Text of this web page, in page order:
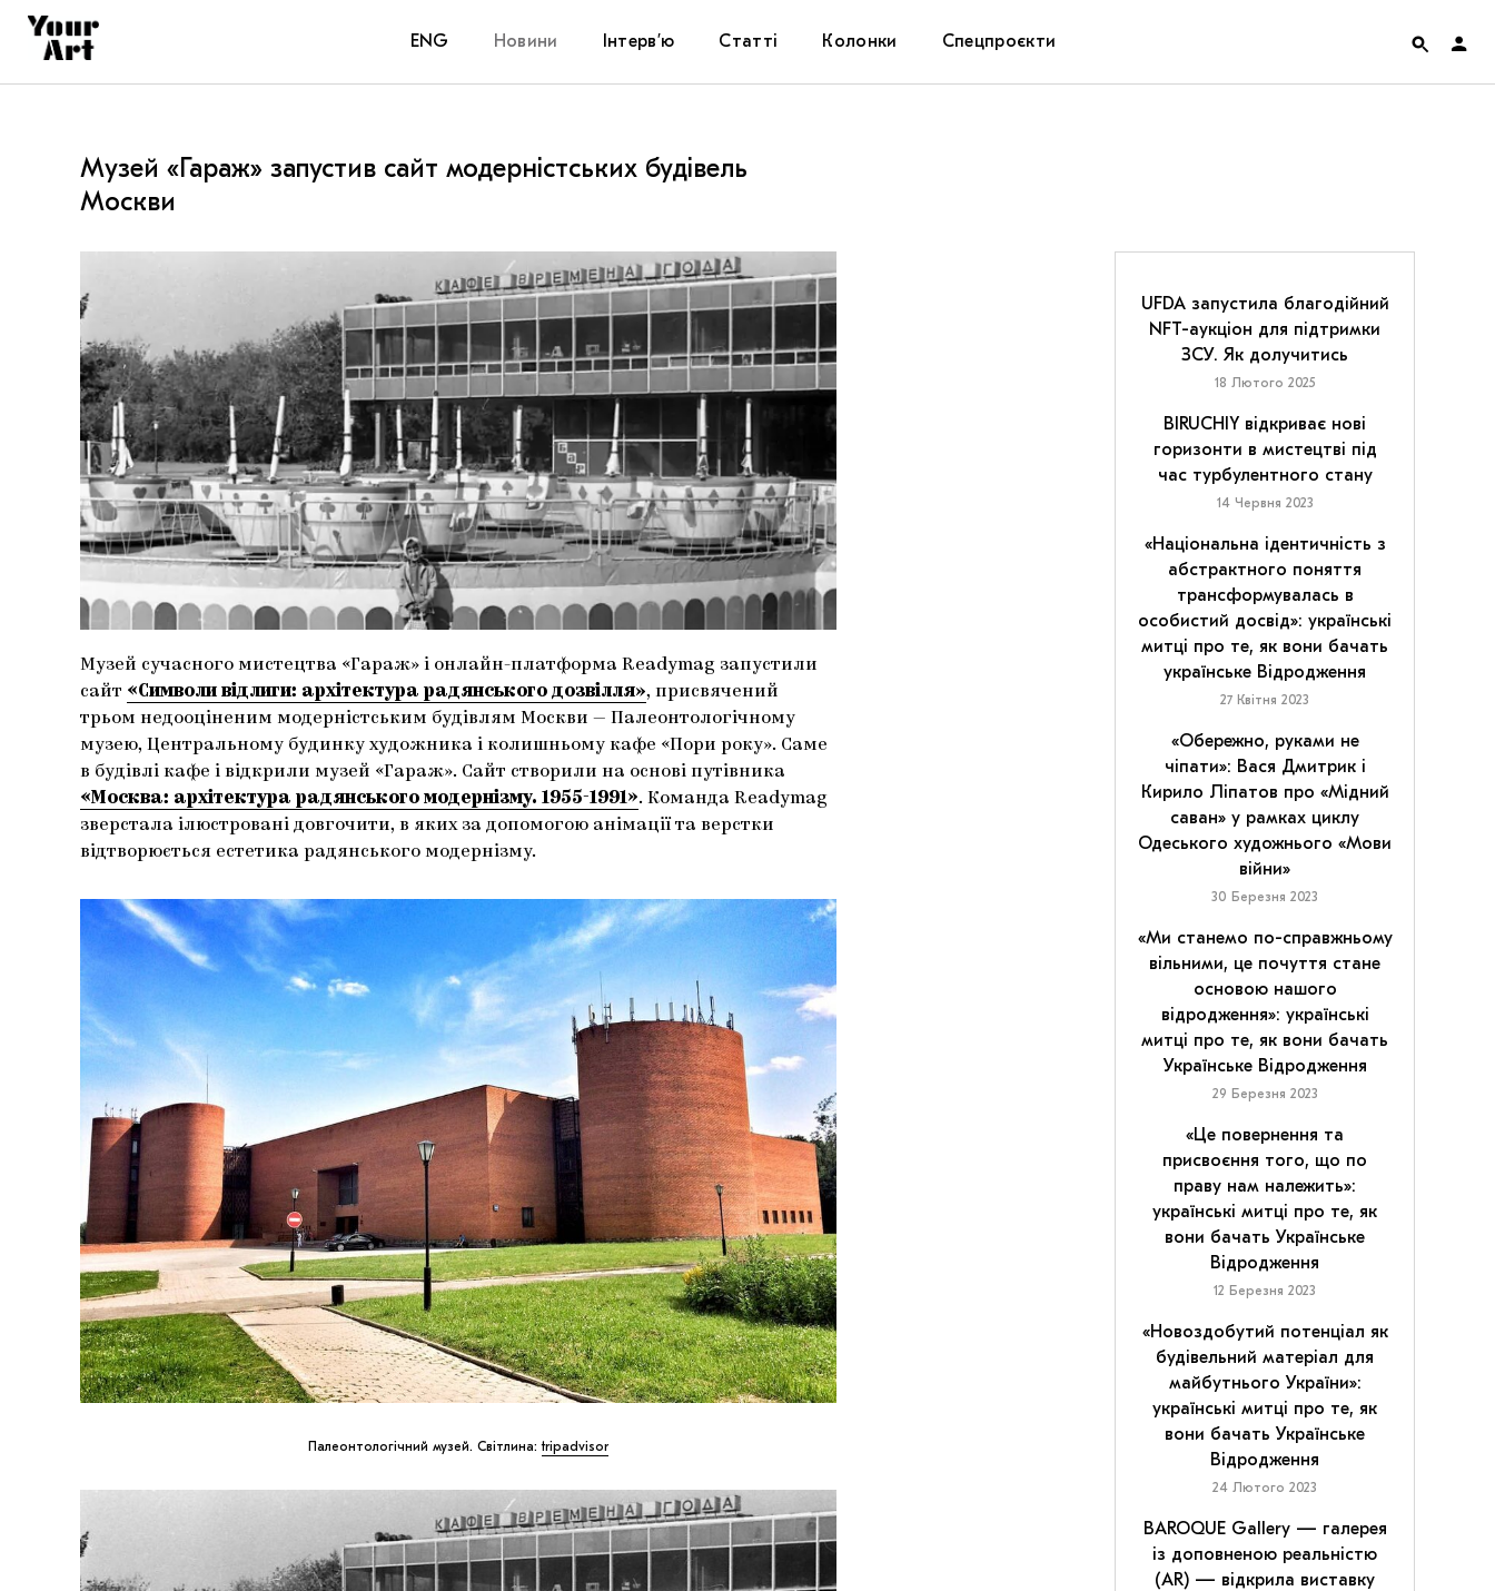
ENG Новини Інтерв’ю Статті Колонки Спецпроєкти
Carpathian Cult про різдвяні свята
Музей «Гараж» запустив сайт модерністських будівель
Москви
Музей сучасного мистецтва «Гараж» і онлайн-платформа Readymag запустили
сайт «Символи відлиги: архітектура радянського дозвілля», присвячений
трьом недооціненим модерністським будівлям Москви — Палеонтологічному
музею, Центральному будинку художника і колишньому кафе «Пори року». Саме
в будівлі кафе і відкрили музей «Гараж». Сайт створили на основі путівника
«Москва: архітектура радянського модернізму. 1955-1991». Команда Readymag
зверстала ілюстровані довгочити, в яких за допомогою анімації та верстки
відтворюється естетика радянського модернізму.
Палеонтологічний музей. Світлина:tripadvisor
UFDA запустила благодійний
NFT-аукціон для підтримки
ЗСУ. Як долучитись
18 Лютого 2025
BIRUCHIY відкриває нові
горизонти в мистецтві під
час турбулентного стану
14 Червня 2023
«Національна ідентичність з
абстрактного поняття
трансформувалась в
особистий досвід»: українські
митці про те, як вони бачать
українське Відродження
27 Квітня 2023
«Обережно, руками не
чіпати»: Вася Дмитрик і
Кирило Ліпатов про «Мідний
саван» у рамках циклу
Одеського художнього «Мови
війни»
30 Березня 2023
«Ми станемо по-справжньому
вільними, це почуття стане
основою нашого
відродження»: українські
митці про те, як вони бачать
Українське Відродження
29 Березня 2023
«Це повернення та
присвоєння того, що по
праву нам належить»:
українські митці про те, як
вони бачать Українське
Відродження
12 Березня 2023
«Новоздобутий потенціал як
будівельний матеріал для
майбутнього України»:
українські митці про те, як
вони бачать Українське
Відродження
24 Лютого 2023
BAROQUE Gallery — галерея
із доповненою реальністю
(AR) — відкрила виставку